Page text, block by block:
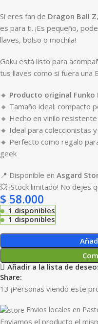
Si eres fan de Dragon Ball Z
es para ti. ¡Es pequeño,
llaves, bolso o mochila!
Goku está listo para
tus llaves como si fuera una
🔸 Producto original Funko
🔸 Tamaño ideal: compacto
🔸 Hecho en vinilo resistente
🔸 Ideal para coleccionistas
🔸 Perfecto como regalo
geek
📍 Disponible en Asgard
💥 ¡Stock limitado! No
$ 58.000
1 disponibles
1 disponibles
Añadir a la lista de
Share:
13 ¡Personas viendo este
Envios locales en
Enviamos el producto el